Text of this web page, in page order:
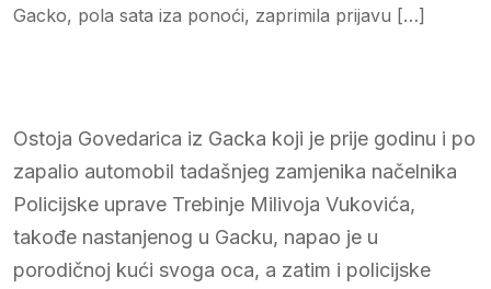
Gacko, pola sata iza ponoći, zaprimila prijavu […]
Ostoja Govedarica iz Gacka koji je prije godinu i po
zapalio automobil tadašnjeg zamjenika načelnika
Policijske uprave Trebinje Milivoja Vukovića,
takođe nastanjenog u Gacku, napao je u
porodičnoj kući svoga oca, a zatim i policijske